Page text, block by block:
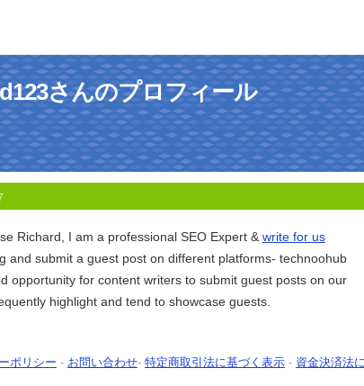
さんのプロフィール
Richard, I am a professional SEO Expert & write for us
and submit a guest post on different platforms- technoohub
opportunity for content writers to submit guest posts on our
highlight and tend to showcase guests.
ポリシー - お問い合わせ- 特定商取引法に基づく表示 - 資金決済法